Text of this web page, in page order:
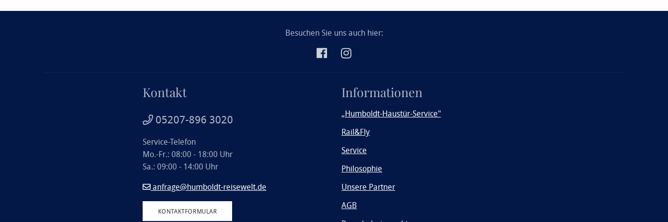
Besuchen Sie uns auch hier:
Kontakt
05207-896 3020
Service-Telefon
Mo.-Fr.: 08:00 - 18:00 Uhr
Sa.: 09:00 - 14:00 Uhr
anfrage@humboldt-reisewelt.de
KONTAKTFORMULAR
Informationen
„Humboldt-Haustür-Service"
Rail&Fly
Service
Philosophie
Unsere Partner
AGB